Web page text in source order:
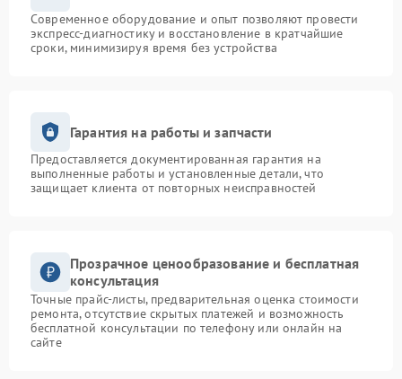
Современное оборудование и опыт позволяют провести
экспресс-диагностику и восстановление в кратчайшие
сроки, минимизируя время без устройства
Гарантия на работы и запчасти
Предоставляется документированная гарантия на
выполненные работы и установленные детали, что
защищает клиента от повторных неисправностей
Прозрачное ценообразование и бесплатная
консультация
Точные прайс-листы, предварительная оценка стоимости
ремонта, отсутствие скрытых платежей и возможность
бесплатной консультации по телефону или онлайн на
сайте